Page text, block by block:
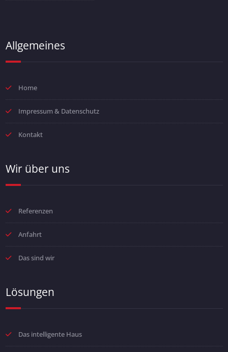
Allgemeines
Home
Impressum & Datenschutz
Kontakt
Wir über uns
Referenzen
Anfahrt
Das sind wir
Lösungen
Das intelligente Haus